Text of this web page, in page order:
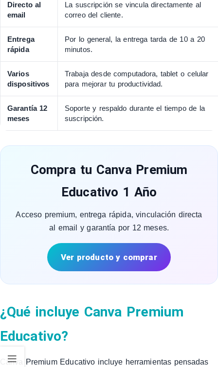
Directo al
email
La suscripción se vincula directamente al
correo del cliente.
Entrega
rápida
Por lo general, la entrega tarda de 10 a 20
minutos.
Varios
dispositivos
Trabaja desde computadora, tablet o celular
para mejorar tu productividad.
Garantía 12
meses
Soporte y respaldo durante el tiempo de la
suscripción.
Compra tu Canva Premium
Educativo 1 Año
Acceso premium, entrega rápida, vinculación directa
al email y garantía por 12 meses.
Ver producto y comprar
¿Qué incluye Canva Premium
Educativo?
Canva Premium Educativo incluye herramientas pensadas